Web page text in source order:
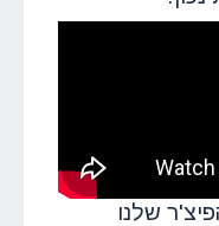
שלנו